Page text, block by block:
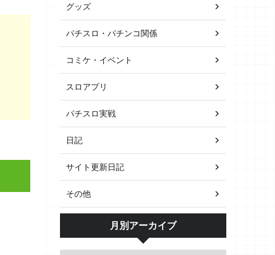
グッズ
パチスロ・パチンコ関係
コミケ・イベント
スロアプリ
パチスロ実戦
日記
サイト更新日記
その他
月別アーカイブ